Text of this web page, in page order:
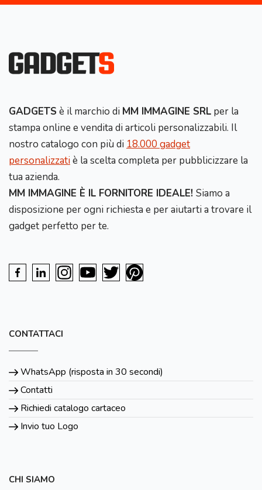
GADGETS è il marchio di MM IMMAGINE SRL per la
stampa online e vendita di articoli personalizzabili. Il
nostro catalogo con più di 18.000 gadget
personalizzatiè la scelta completa per pubblicizzare la
tua azienda.
MM IMMAGINE È IL FORNITORE IDEALE! Siamo a
disposizione per ogni richiesta e per aiutarti a trovare il
gadget perfetto per te.
CONTATTACI
WhatsApp (risposta in 30 secondi)
Contatti
Richiedi catalogo cartaceo
Invio tuo Logo
CHI SIAMO